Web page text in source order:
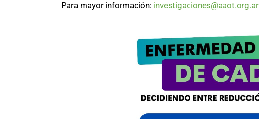
Para mayor información: investigaciones@aaot.org.ar